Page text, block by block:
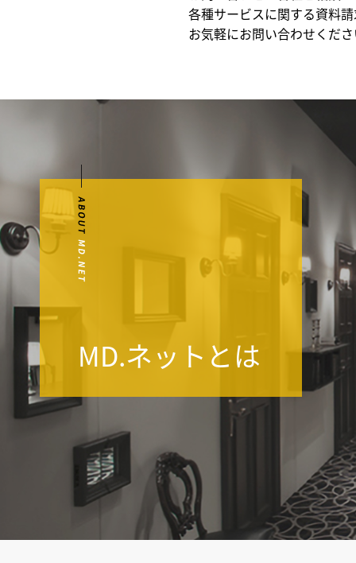
各種サービスに関する資料
お気軽にお問い合わせくだ
MD.ネットとは